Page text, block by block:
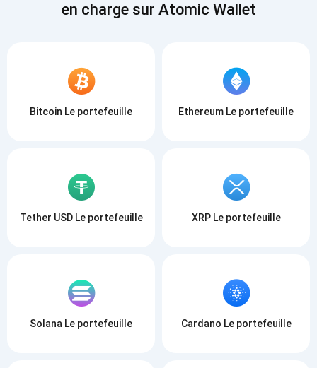
en charge sur Atomic Wallet
Bitcoin Le portefeuille Ethereum Le portefeuille
Tether USD Le portefeuille XRP Le portefeuille
Solana Le portefeuille Cardano Le portefeuille